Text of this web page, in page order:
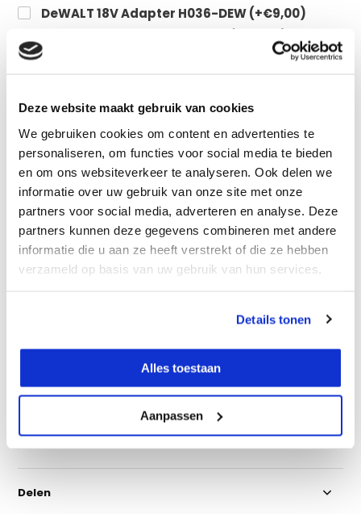
Deze website maakt gebruik van cookies
We gebruiken cookies om content en advertenties te
personaliseren, om functies voor social media te bieden
en om ons websiteverkeer te analyseren. Ook delen we
informatie over uw gebruik van onze site met onze
partners voor social media, adverteren en analyse. Deze
partners kunnen deze gegevens combineren met andere
informatie die u aan ze heeft verstrekt of die ze hebben
verzameld op basis van uw gebruik van hun services.
Details tonen
Alles toestaan
Aanpassen
DeWALT 18V Adapter H036-DEW (+€9,00)
Festool 18V Adapter H036-FES (+€9,00)
Hikoki 18V Adapter H036-HIK (+€9,00)
Hilti 18V Adapter H036-HIL (+€9,00)
Makita 18V Adapter H036-MAK (+€9,00)
Metabo 18V Adapter H036-MET (+€9,00)
Milwaukee 18V Adapter H036-MIL (+€9,00)
Vergelijk
Specificaties
Media
Delen